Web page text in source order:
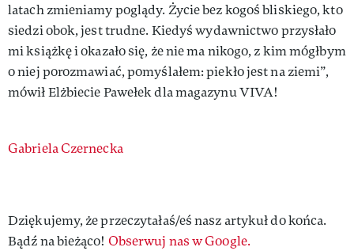
latach zmieniamy poglądy. Życie bez kogoś bliskiego, kto
siedzi obok, jest trudne. Kiedyś wydawnictwo przysłało
mi książkę i okazało się, że nie ma nikogo, z kim mógłbym
o niej porozmawiać, pomyślałem: piekło jest na ziemi”,
mówił Elżbiecie Pawełek dla magazynu VIVA!
Authors
Gabriela Czernecka
Dziękujemy, że przeczytałaś/eś nasz artykuł do końca.
Bądź na bieżąco! Obserwuj nas w Google.